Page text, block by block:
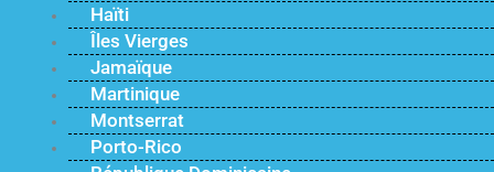
Haïti
Îles Vierges
Jamaïque
Martinique
Montserrat
Porto-Rico